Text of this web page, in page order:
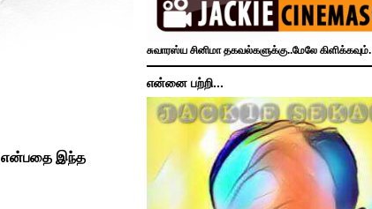
என்பதை இந்த
சுவாரஸ்ய சினிமா தகவல்களுக்கு..மேலே கிளிக்கவும்.
என்னை பற்றி...